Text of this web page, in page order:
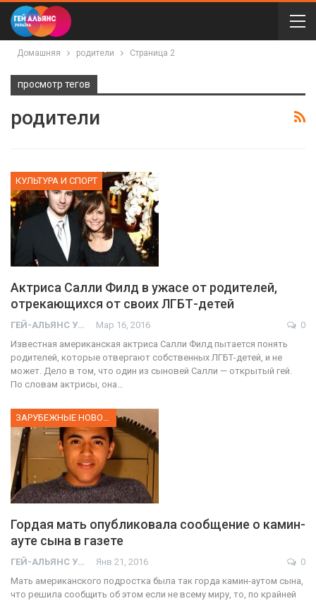
Домашняя родители Страница 2
просмотр тегов
родители
КУЛЬТУРА И СПОРТ
Актриса Салли Филд в ужасе от родителей,
отрекающихся от своих ЛГБТ-детей
ГЕЙ-АЛЬЯНС УКРАИНА Мар 16, 2016
0
Известная американская актриса Салли Филд пытается понять
родителей, которые отвергают собственных ЛГБТ-детей, и не
может. Дело в том, что один из сыновей Салли — открытый гей.
По словам актрисы, она…
ЗАРУБЕЖНЫЕ НОВОСТИ
Гордая мать опубликовала сообщение о камин-
ауте сына в газете
ГЕЙ-АЛЬЯНС УКРАИНА Янв 21, 2016
0
Мать американского подростка была так горда камин-аутом сына,
что решила сообщить об этом если не всему миру, то, по крайней